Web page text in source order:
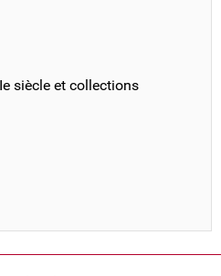
siècle et collections